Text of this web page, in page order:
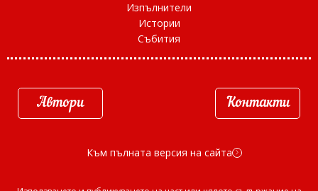
Изпълнители
Истории
Събития
Автори Контакти
Към пълната версия на сайта d